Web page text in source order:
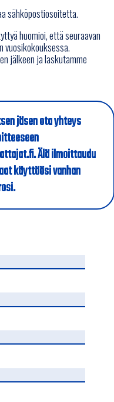
sähköpostiosoitetta.
huomioi, että seuraavan
vuosikokouksessa.
jälkeen ja laskutamme
jäsen ota yhteys
Älä ilmoittaudu
käyttöösi vanhan